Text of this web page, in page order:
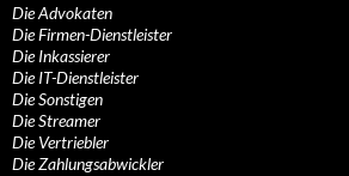
Die Advokaten
Die Firmen-Dienstleister
Die Inkassierer
Die IT-Dienstleister
Die Sonstigen
Die Streamer
Die Vertriebler
Die Zahlungsabwickler